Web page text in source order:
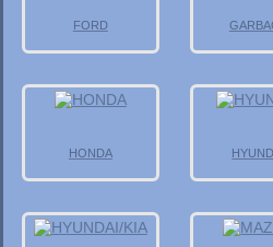
FORD
HONDA